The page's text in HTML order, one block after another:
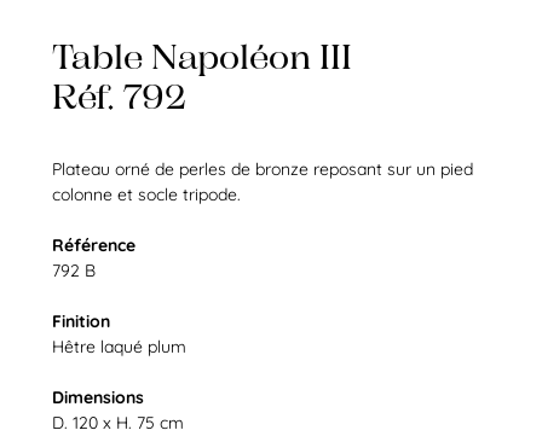
Table Napoléon III
Réf. 792
Plateau orné de perles de bronze reposant sur un pied
colonne et socle tripode.
Référence
792 B
Finition
Hêtre laqué plum
Dimensions
D. 120 x H. 75 cm